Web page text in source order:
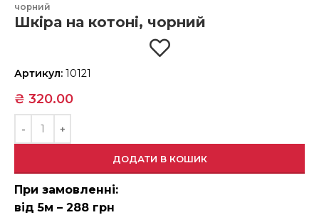
чорний
Шкіра на котоні, чорний
Артикул:10121
₴ 320.00
ДОДАТИ В КОШИК
При замовленні:
від 5м – 288 грн